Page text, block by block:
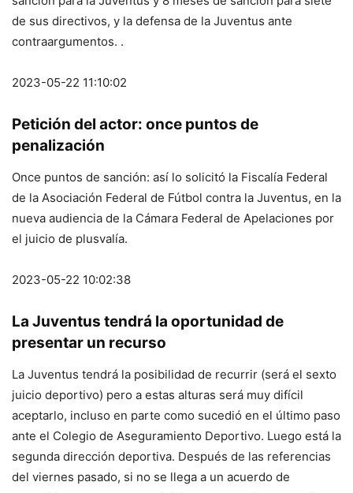
de sus directivos, y la defensa de la Juventus ante
contraargumentos. .
2023-05-22 11:10:02
Petición del actor: once puntos de
penalización
Once puntos de sanción: así lo solicitó la Fiscalía Federal
de la Asociación Federal de Fútbol contra la Juventus, en la
nueva audiencia de la Cámara Federal de Apelaciones por
el juicio de plusvalía.
2023-05-22 10:02:38
La Juventus tendrá la oportunidad de
presentar un recurso
La Juventus tendrá la posibilidad de recurrir (será el sexto
juicio deportivo) pero a estas alturas será muy difícil
aceptarlo, incluso en parte como sucedió en el último paso
ante el Colegio de Aseguramiento Deportivo. Luego está la
segunda dirección deportiva. Después de las referencias
del viernes pasado, si no se llega a un acuerdo de